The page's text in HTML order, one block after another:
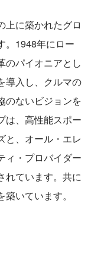
上に築かれたグロ
。1948年にロー
のパイオニアとし
導入し、クルマの
のないビジョンを
は、高性能スポー
と、オール・エレ
ィ・プロバイダー
れています。共に
いています。